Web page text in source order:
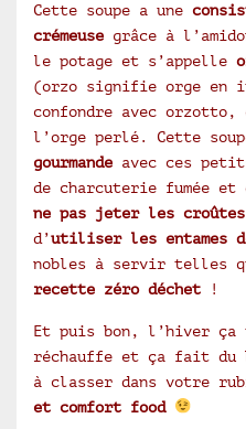
Cette soupe a une
crémeuse grâce à
le potage et s’appelle
(orzo signifie orge en
confondre avec
l’orge perlé. Cette
gourmande avec ces
de charcuterie fumée et
ne pas jeter les croûtes
d’utiliser les entames
nobles à servir telles
recette zéro déchet !
Et puis bon, l’hiver ça
réchauffe et ça fait du
à classer dans votre
et comfort food